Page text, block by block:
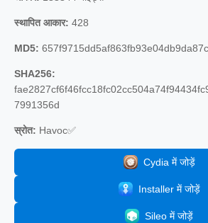
स्थापित आकार: 428
MD5:
SHA256:
7991356d
स्रोत: Havoc✅
Cydia में जोड़ें
Installer में जोड़ें
Sileo में जोड़ें